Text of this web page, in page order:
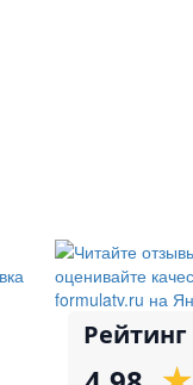
Рейтинг